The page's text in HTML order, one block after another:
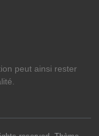
peut ainsi rester